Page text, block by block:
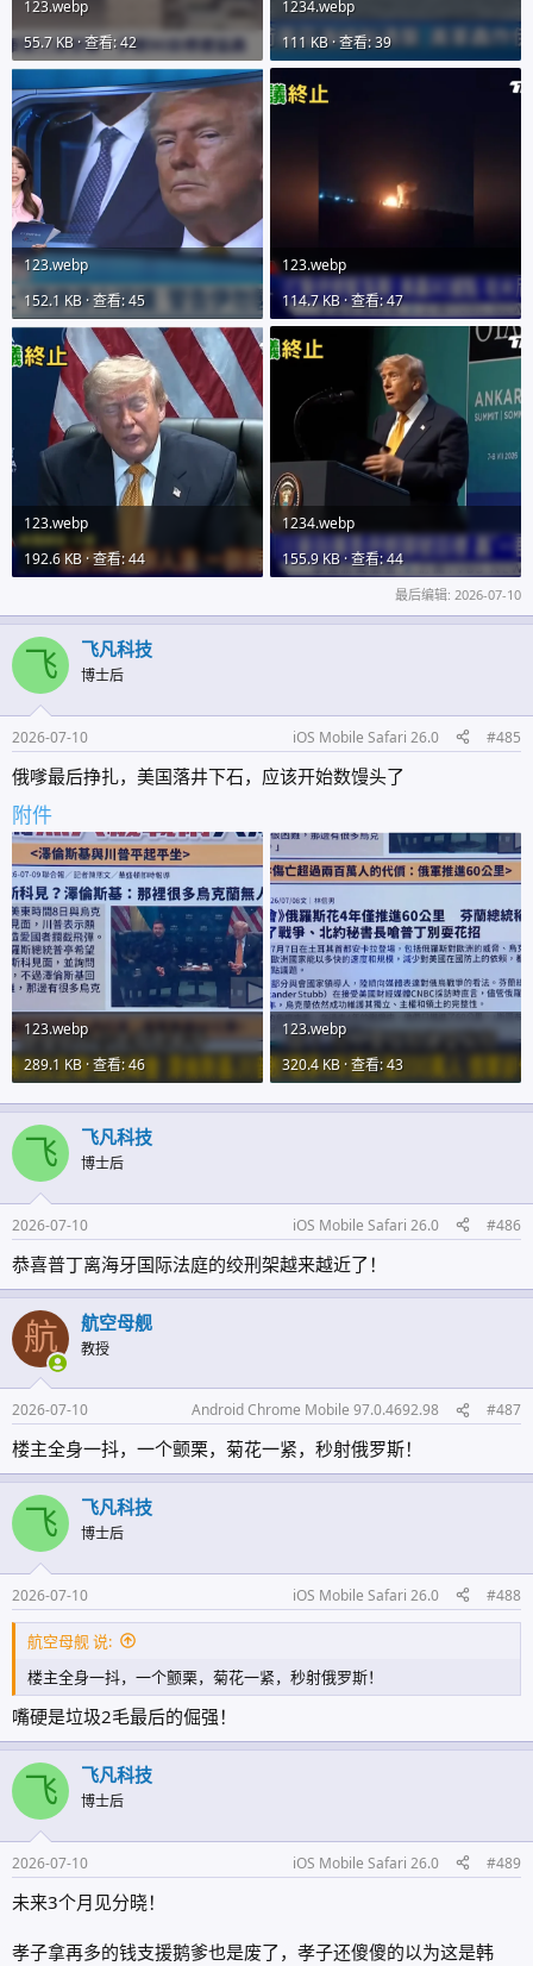
123.webp
55.7 KB · 查看: 42
1234.webp
111 KB · 查看: 39
123.webp
152.1 KB · 查看: 45
123.webp
114.7 KB · 查看: 47
123.webp
192.6 KB · 查看: 44
1234.webp
155.9 KB · 查看: 44
最后编辑: 2026-07-10
飞 飞凡科技
博士后
2026-07-10 iOS Mobile Safari 26.0 #485
俄嗲最后挣扎，美国落井下石，应该开始数馒头了
附件
123.webp
289.1 KB · 查看: 46
123.webp
320.4 KB · 查看: 43
飞 飞凡科技
博士后
2026-07-10 iOS Mobile Safari 26.0 #486
恭喜普丁离海牙国际法庭的绞刑架越来越近了！
航 航空母舰
教授
2026-07-10 Android Chrome Mobile 97.0.4692.98 #487
楼主全身一抖，一个颤栗，菊花一紧，秒射俄罗斯！
飞 飞凡科技
博士后
2026-07-10 iOS Mobile Safari 26.0 #488
航空母舰 说:
楼主全身一抖，一个颤栗，菊花一紧，秒射俄罗斯！
嘴硬是垃圾2毛最后的倔强！
飞 飞凡科技
博士后
2026-07-10 iOS Mobile Safari 26.0 #489
未来3个月见分晓！
孝子拿再多的钱支援鹅爹也是废了，孝子还傻傻的以为这是韩